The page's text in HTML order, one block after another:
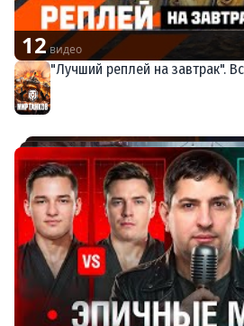
12видео
"Лучший реплей на завтрак".